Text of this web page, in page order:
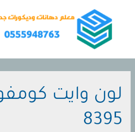
المحتوى
لون وايت
8395